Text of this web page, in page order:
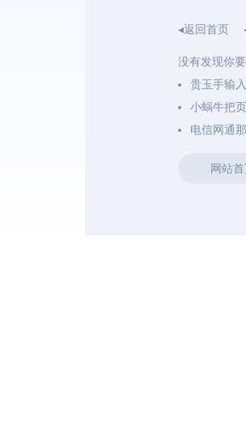
◂返回首页
没有发现你
贵玉手输
小蜗牛把
电信网通
网站